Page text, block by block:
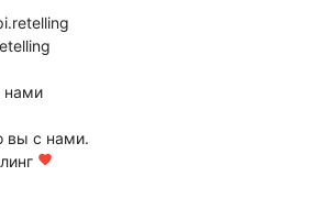
нами
вы с нами.
favorite